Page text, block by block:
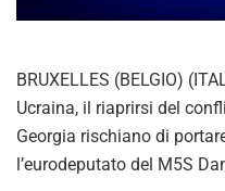
BRUXELLES (BELGIO)
Ucraina, il riaprirsi del
Georgia rischiano di
l’eurodeputato del M5S